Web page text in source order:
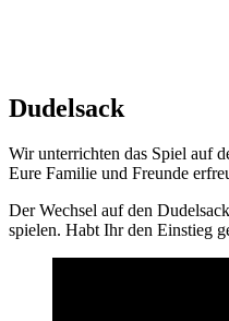
Dudelsack
Wir unterrichten das Spiel auf
Eure Familie und Freunde
Der Wechsel auf den
spielen. Habt Ihr den Einstieg